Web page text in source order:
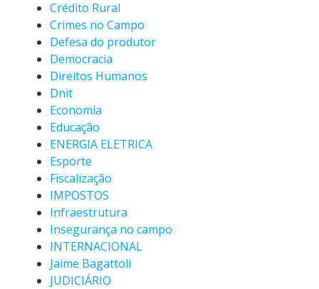
Crédito Rural
Crimes no Campo
Defesa do produtor
Democracia
Direitos Humanos
Dnit
Economia
Educação
ENERGIA ELETRICA
Esporte
Fiscalização
IMPOSTOS
Infraestrutura
Insegurança no campo
INTERNACIONAL
Jaime Bagattoli
JUDICIÁRIO